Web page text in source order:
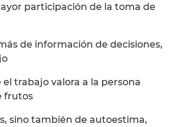
participación de la toma de
de información de decisiones,
trabajo valora a la persona
frutos
sino también de autoestima,